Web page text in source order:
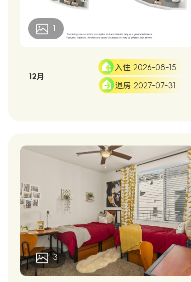
1
12月
入住 2026-08-15
退房 2027-07-31
3